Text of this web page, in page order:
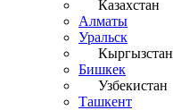
Казахстан
Алматы
Уральск
Кыргызстан
Бишкек
Узбекистан
Ташкент